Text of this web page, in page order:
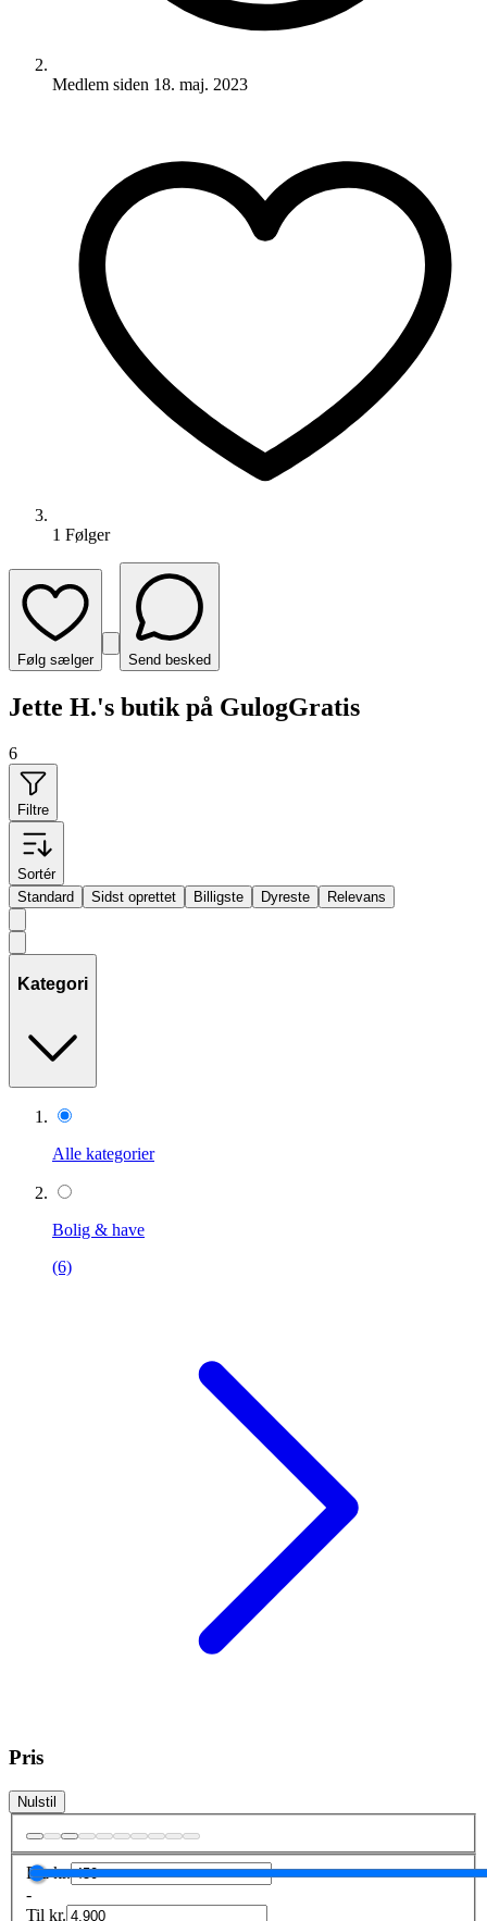
Medlem siden 18. maj. 2023
1 Følger
Følg sælger Send besked
Jette H.'s butik på GulogGratis
6
Filtre
Sortér
Standard
Sidst oprettet Billigste Dyreste Relevans
Kategori
Alle kategorier
Bolig & have
(6)
Pris
Nulstil
Frakr.
-
Til kr.